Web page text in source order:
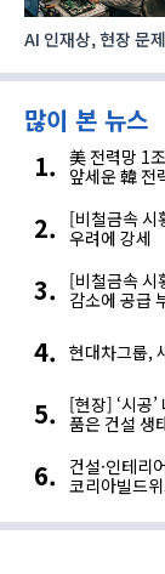
AI 인재상, 현장 문
많이 본 뉴스
美 전력망 1
앞세운 韓 전
[비철금속
우려에 강세
[비철금속
감소에 공급
현대차그룹,
[현장] ‘시공
품은 건설 생
건설·인테리
코리아빌드위